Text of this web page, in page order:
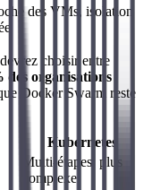
des VMs, isolation
choisir entre
des organisations
Docker Swarm reste
Kubernetes
Multi-étapes, plus
complexe